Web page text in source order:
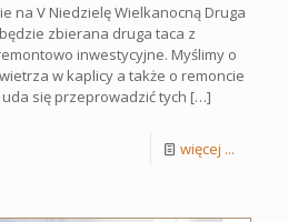
na V Niedzielę Wielkanocną Druga
zbierana druga taca z
inwestycyjne. Myślimy o
w kaplicy a także o remoncie
się przeprowadzić tych […]
więcej ...